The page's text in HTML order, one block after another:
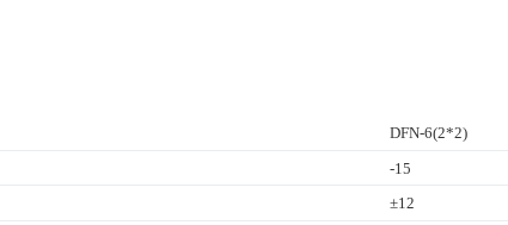
DFN-6(2*2)
-15
±12